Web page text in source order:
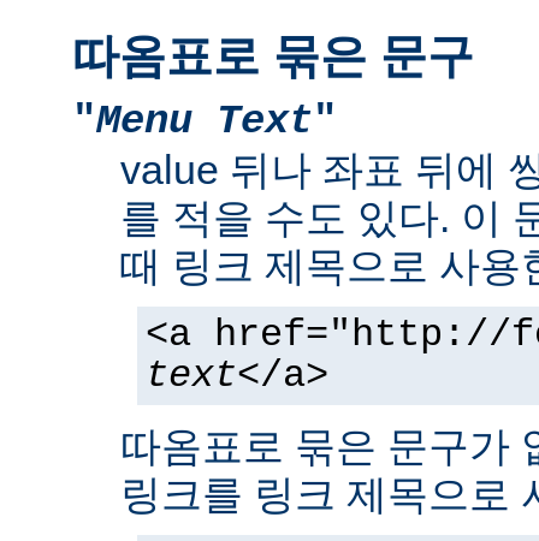
따옴표로 묶은 문구
"Menu Text"
value 뒤나 좌표 뒤에
를 적을 수도 있다. 이
때 링크 제목으로 사용
<a href="http://
text</a>
따옴표로 묶은 문구가
링크를 링크 제목으로